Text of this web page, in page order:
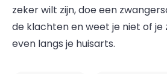
zeker wilt zijn, doe een
de klachten en weet je niet of je
even langs je huisarts.